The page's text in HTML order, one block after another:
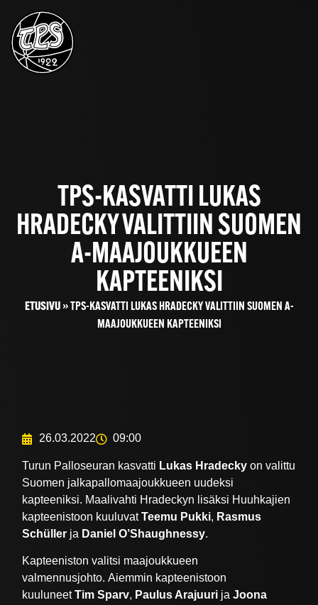
TPS-KASVATTI LUKAS
HRADECKY VALITTIIN SUOMEN
A-MAAJOUKKUEEN
KAPTEENIKSI
ETUSIVU»TPS-KASVATTI LUKAS HRADECKY VALITTIIN SUOMEN A-
MAAJOUKKUEEN KAPTEENIKSI
26.03.2022 09:00
Turun Palloseuran kasvatti Lukas Hradecky on valittu
Suomen jalkapallomaajoukkueen uudeksi
kapteeniksi. Maalivahti Hradeckyn lisäksi Huuhkajien
kapteenistoon kuuluvatTeemu Pukki, Rasmus
Schüller ja Daniel O’Shaughnessy.
Kapteeniston valitsi maajoukkueen
valmennusjohto. Aiemmin kapteenistoon
kuuluneetTim Sparv, Paulus Arajuuri jaJoona